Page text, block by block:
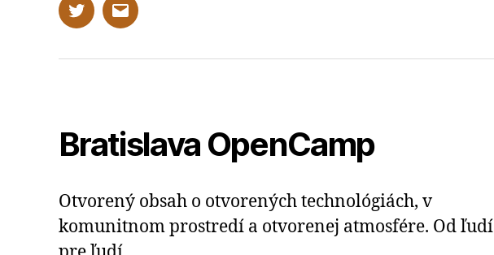
TwitterE-
Bratislava OpenCamp
Otvorený obsah o otvorených technológiách, v
komunitnom prostredí a otvorenej atmosfére. Od ľudí